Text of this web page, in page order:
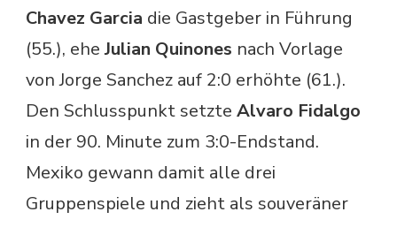
Chavez Garcia die Gastgeber in Führung
(55.), eheJulian Quinones nach Vorlage
von Jorge Sanchez auf 2:0 erhöhte (61.).
Den Schlusspunkt setzte Alvaro Fidalgo
in der 90. Minute zum 3:0-Endstand.
Mexiko gewann damit alle drei
Gruppenspiele und zieht als souveräner